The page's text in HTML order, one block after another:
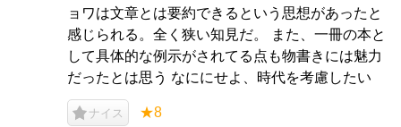
ョワは文章とは要約できるという思想があったと
感じられる。全く狭い知見だ。 また、一冊の本と
して具体的な例示がされてる点も物書きには魅力
だったとは思う なににせよ、時代を考慮したい
ナイス ★8